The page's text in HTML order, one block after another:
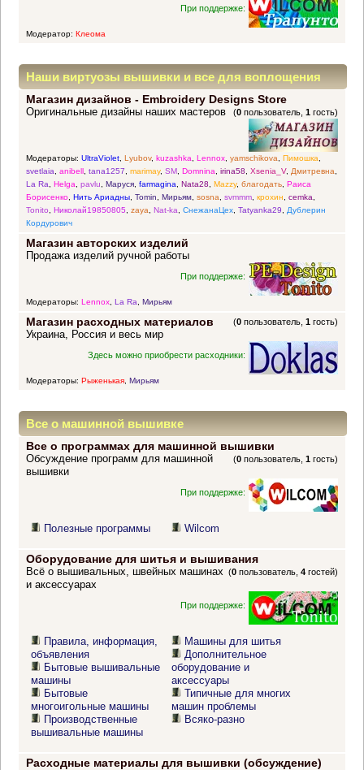
При поддержке:
Модератор: Клеома
Наши виртуозы вышивки и все для воплощения
прекрасных идей
Магазин дизайнов - Embroidery Designs Store
(0 пользователь,1 гость)
Оригинальные дизайны наших мастеров
Модераторы: UltraViolet, Lyubov, kuzashka, Lennox, yamschikova, Пимошка,
svetlaia, anibell, tana1257, marimay, SM, Domnina, irina58, Xsenia_V, Дмитревна,
La Ra, Helga, pavlu, Маруся, farmagina, Nata28, Mazzy, благодать, Раиса
Борисенко, Нить Ариадны, Tomin, Мирьям, sosna, svmmm, крохин, cemka,
Tonito, Николай19850805, zaya, Nat-ka, СнежанаЦех, Tatyanka29, Дублерин
Кордурович
Магазин авторских изделий
Продажа изделий ручной работы
При поддержке:
Модераторы: Lennox, La Ra, Мирьям
Магазин расходных материалов (0 пользователь,1 гость)
Украина, Россия и весь мир
Здесь можно приобрести расходники:
Модераторы: Рыженькая, Мирьям
Все о машинной вышивке
Все о программах для машинной вышивки
(0 пользователь,1 гость)
Обсуждение программ для машинной
вышивки
При поддержке:
Полезные программы Wilcom
Оборудование для шитья и вышивания
(0 пользователь,4 гостей)
Всё о вышивальных, швейных машинах
и аксессуарах
При поддержке:
Правила, информация,
объявления
Бытовые вышивальные
машины
Бытовые
многоигольные машины
Производственные
вышивальные машины
Машины для шитья
Дополнительное
оборудование и
аксессуары
Типичные для многих
машин проблемы
Всяко-разно
Расходные материалы для вышивки (обсуждение)